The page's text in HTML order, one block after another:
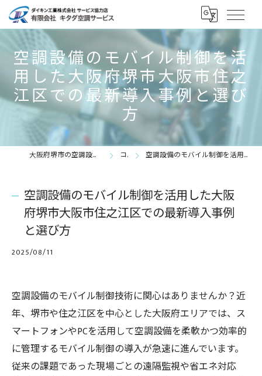
空調設備のモバイル制御を活
用した大阪府堺市大阪市住之
江区での最新導入事例と選び
方
大阪府堺市の空調設備の求人なら有限会社キタダ空調サービス コラム 空調設備のモバイル制御を活用した大阪府堺市大阪市住之江区での最新導入事例と選び方
空調設備のモバイル制御を活用した大阪
府堺市大阪市住之江区での最新導入事例
と選び方
2025/08/11
空調設備のモバイル制御技術に関心はありませんか？近
年、堺市や住之江区を中心とした大阪府エリアでは、ス
マートフォンやPCを活用して空調設備を柔軟かつ効率的
に管理するモバイル制御の導入が急速に進んでいます。
従来の課題であった現場ごとの遠隔監視や省エネ対応